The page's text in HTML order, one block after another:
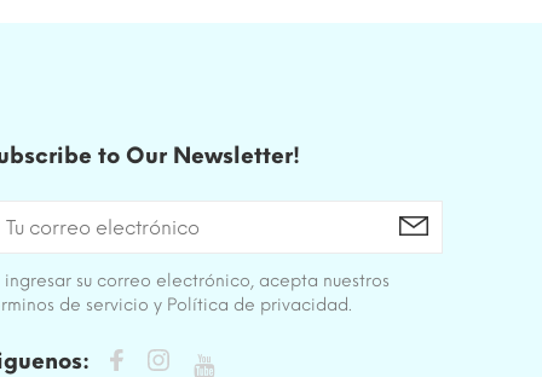
to Our Newsletter!
ingresar su correo electrónico, acepta nuestros
de servicio y Política de privacidad.